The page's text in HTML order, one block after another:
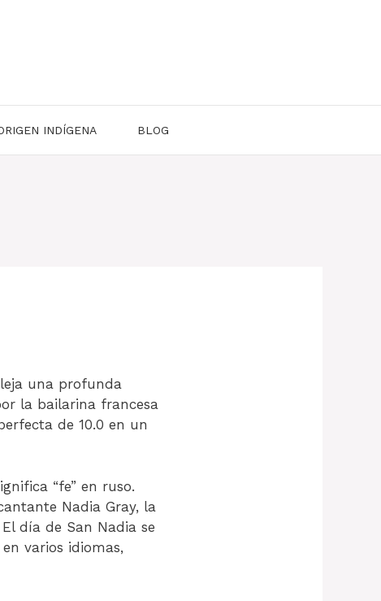
INDÍGENA BLOG
una profunda
la bailarina francesa
de 10.0 en un
“fe” en ruso.
Nadia Gray, la
día de San Nadia se
varios idiomas,